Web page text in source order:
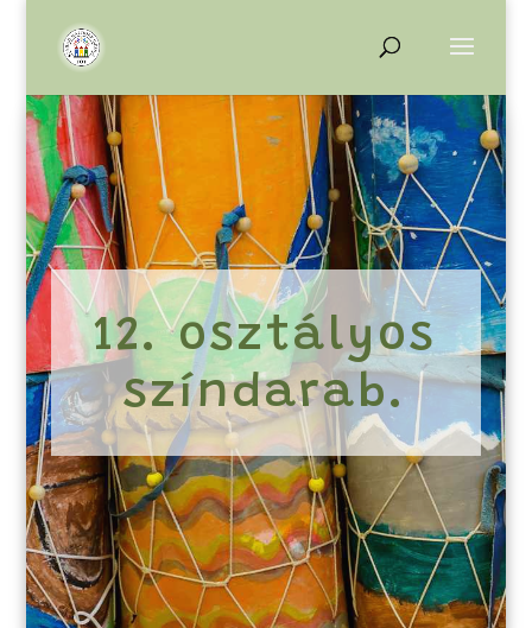
12. osztályos
színdarab.